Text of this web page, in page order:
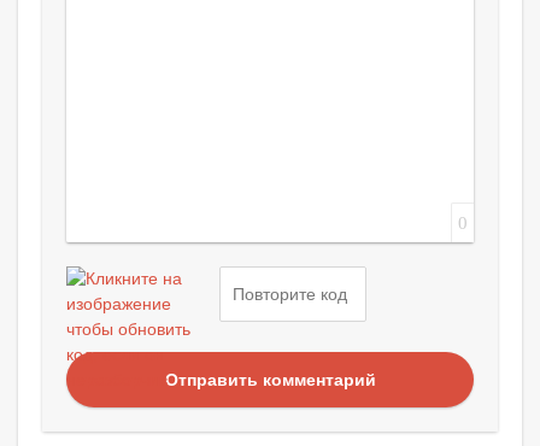
0
Отправить комментарий